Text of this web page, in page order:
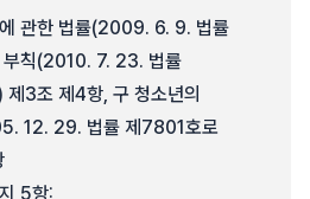
에 관한 법률(2009. 6. 9. 법률
칙(2010. 7. 23. 법률
3조 제4항, 구 청소년의
12. 29. 법률 제7801호로
5항: